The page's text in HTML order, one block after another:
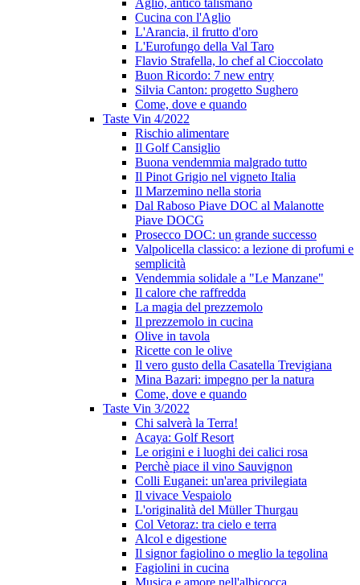
Aglio, antico talismano
Cucina con l'Aglio
L'Arancia, il frutto d'oro
L'Eurofungo della Val Taro
Flavio Strafella, lo chef al Cioccolato
Buon Ricordo: 7 new entry
Silvia Canton: progetto Sughero
Come, dove e quando
Taste Vin 4/2022
Rischio alimentare
Il Golf Cansiglio
Buona vendemmia malgrado tutto
Il Pinot Grigio nel vigneto Italia
Il Marzemino nella storia
Dal Raboso Piave DOC al Malanotte
Piave DOCG
Prosecco DOC: un grande successo
Valpolicella classico: a lezione di profumi e
semplicità
Vendemmia solidale a "Le Manzane"
Il calore che raffredda
La magia del prezzemolo
Il prezzemolo in cucina
Olive in tavola
Ricette con le olive
Il vero gusto della Casatella Trevigiana
Mina Bazari: impegno per la natura
Come, dove e quando
Taste Vin 3/2022
Chi salverà la Terra!
Acaya: Golf Resort
Le origini e i luoghi dei calici rosa
Perchè piace il vino Sauvignon
Colli Euganei: un'area privilegiata
Il vivace Vespaiolo
L'originalità del Müller Thurgau
Col Vetoraz: tra cielo e terra
Alcol e digestione
Il signor fagiolino o meglio la tegolina
Fagiolini in cucina
Musica e amore nell'albicocca